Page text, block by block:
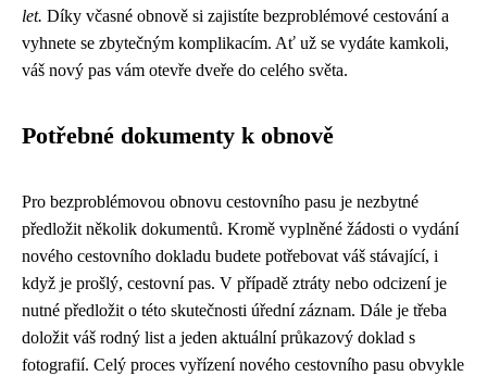
let. Díky včasné obnově si zajistíte bezproblémové cestování a
vyhnete se zbytečným komplikacím. Ať už se vydáte kamkoli,
váš nový pas vám otevře dveře do celého světa.
Potřebné dokumenty k obnově
Pro bezproblémovou obnovu cestovního pasu je nezbytné
předložit několik dokumentů. Kromě vyplněné žádosti o vydání
nového cestovního dokladu budete potřebovat váš stávající, i
když je prošlý, cestovní pas. V případě ztráty nebo odcizení je
nutné předložit o této skutečnosti úřední záznam. Dále je třeba
doložit váš rodný list a jeden aktuální průkazový doklad s
fotografií. Celý proces vyřízení nového cestovního pasu obvykle